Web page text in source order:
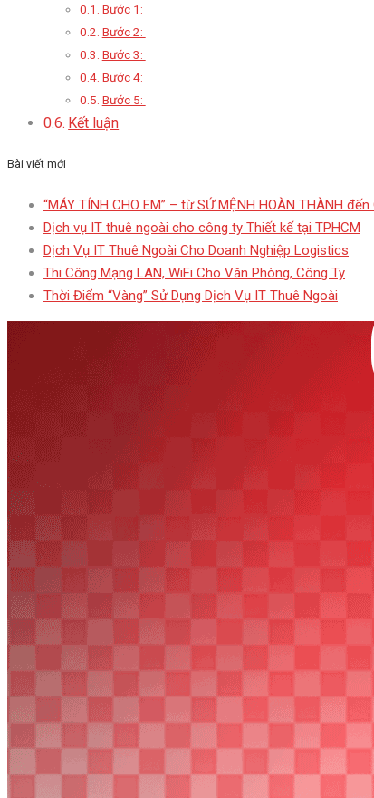
Bước 1:
Bước 2:
Bước 3:
Bước 4:
Bước 5:
Kết luận
Bài viết mới
“MÁY TÍNH CHO EM” – từ SỨ MỆNH HOÀN THÀNH
Dịch vụ IT thuê ngoài cho công ty Thiết kế tại TPHCM
Dịch Vụ IT Thuê Ngoài Cho Doanh Nghiệp Logistics
Thi Công Mạng LAN, WiFi Cho Văn Phòng, Công Ty
Thời Điểm “Vàng” Sử Dụng Dịch Vụ IT Thuê Ngoài